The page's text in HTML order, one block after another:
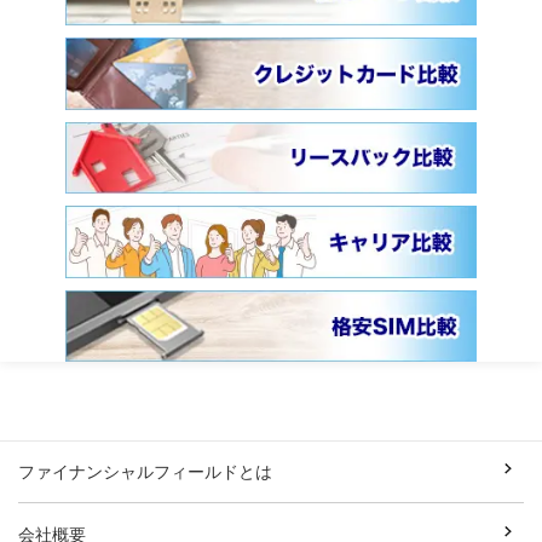
ファイナンシャルフィールドとは
会社概要